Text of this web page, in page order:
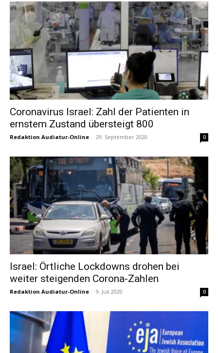
Coronavirus Israel: Zahl der Patienten in
ernstem Zustand übersteigt 800
Redaktion Audiatur-Online - 29. September 2020 0
Israel: Örtliche Lockdowns drohen bei
weiter steigenden Corona-Zahlen
Redaktion Audiatur-Online - 9. Juli 2020 0